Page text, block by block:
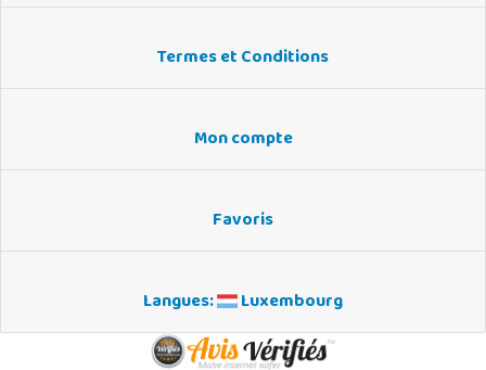
Termes et Conditions
Mon compte
Favoris
Langues: Luxembourg